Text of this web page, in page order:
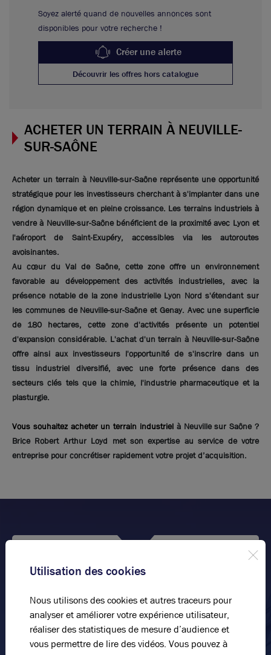
Soyez alerté quand de nouvelles annonces sont
disponibles pour votre recherche !
Créer une alerte
Découvrir les offres hors catalogue
ACHETER UN TERRAIN À NEUVILLE-
SUR-SAÔNE
Acheter un terrain à Neuville-sur-Saône représente une opportunité
stratégique pour les investisseurs cherchant à s'implanter dans une
région dynamique et en pleine croissance. Les terrains industriels à
vendre à Neuville-sur-Saône bénéficient de la proximité avec Lyon et
l'aéroport de Saint-Exupéry, accessibles via les autoroutes
avoisinantes.
Au cœur du Val de Saône, cette zone offre un environnement
favorable au développement des activités industrielles, avec la
présence notable de la zone industrielle Lyon Nord s'étendant sur
les communes de Neuville-sur-Saône et Genay. Avec une superficie
de 180 hectares, cette zone d'activités présente un potentiel
d'expansion considérable. L'achat d'un terrain à Neuville-sur-Saône
offre ainsi aux investisseurs l'opportunité de s'inscrire dans un
tissu industriel diversifié, avec une forte présence dans des
secteurs clés tels que la chimie, l'industrie pharmaceutique et la
plasturgie.
Vous souhaitez acheter un terrain industriel à Neuville sur Saône ?
Brice Robert Arthur Loyd met son expertise au service de votre
entreprise pour concrétiser rapidement votre projet d’acquisition.
Parlez-nous de votre projet
Nous vous accompagnons dans votre projet en vous
livrant notre expertise et la qualité de notre service
dans un climat de confiance.
Utilisation des cookies
Nous utilisons des cookies et autres traceurs pour
analyser et améliorer votre expérience utilisateur,
réaliser des statistiques de mesure d’audience et
vous permettre de lire des vidéos. Vous pouvez à